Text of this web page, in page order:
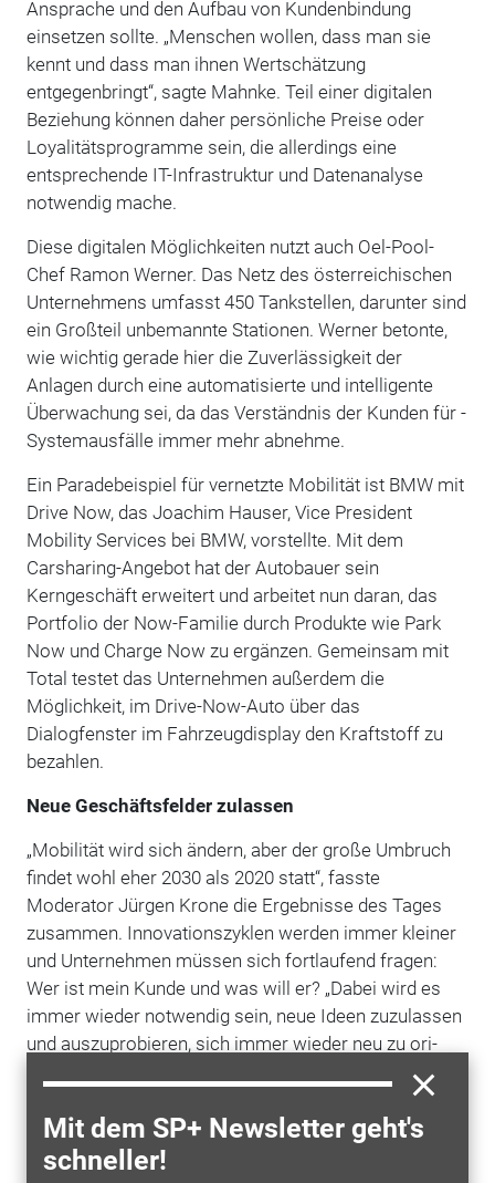
Mit dem SP+ Newsletter geht's
schneller!
Ansprache und den Aufbau von Kundenbindung
einsetzen sollte. „Menschen wollen, dass man sie
kennt und dass man ihnen Wertschätzung
entgegenbringt“, sagte Mahnke. Teil einer digitalen
Beziehung können daher persönliche Preise oder
Loyalitätsprogramme sein, die allerdings eine
entsprechende IT-Infrastruktur und Datenanalyse
notwendig mache.
Diese digitalen Möglichkeiten nutzt auch Oel-Pool-
Chef Ramon Werner. Das Netz des österreichischen
Unternehmens umfasst 450 Tankstellen, darunter sind
ein Großteil unbemannte Stationen. ­Werner betonte,
wie wichtig gerade hier die Zuverlässigkeit der
Anlagen durch eine automatisierte und intelligente
Überwachung sei, da das Verständnis der Kunden für ­
Systemausfälle immer mehr abnehme.
Ein Paradebeispiel für vernetzte Mobilität ist BMW mit
Drive Now, das Joachim Hauser, Vice President
Mobility Services bei BMW, vorstellte. Mit dem
Carsharing-Angebot hat der Autobauer sein
Kerngeschäft erweitert und arbeitet nun daran, das
Portfolio der Now-Familie durch Produkte wie Park
Now und Charge Now zu ergänzen. Gemeinsam mit
Total testet das Unternehmen außerdem die
Möglichkeit, im Drive-Now-Auto über das
Dialogfenster im Fahrzeugdisplay den Kraftstoff zu
bezahlen.
Neue Geschäftsfelder zulassen
„Mobilität wird sich ändern, aber der große Umbruch
findet wohl eher 2030 als 2020 statt“, fasste
Moderator Jürgen Krone die Ergebnisse des Tages
zusammen. Innovationszyklen werden immer kleiner
und Unternehmen müssen sich fortlaufend fragen:
Wer ist mein Kunde und was will er? „Dabei wird es
immer wieder notwendig sein, neue Ideen zu­zulassen
und auszuprobieren, sich immer wieder neu zu ori­
entieren und neue Geschäftsfelder zu entwickeln“,
(Autorin: Annika Beyer. Der Artikel erschien in Sprit+
Ausgabe 5.)